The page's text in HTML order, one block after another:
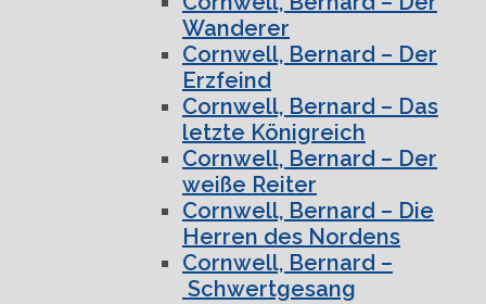
Wanderer
Cornwell, Bernard – Der
Erzfeind
Cornwell, Bernard – Das
letzte Königreich
Cornwell, Bernard – Der
weiße Reiter
Cornwell, Bernard – Die
Herren des Nordens
Cornwell, Bernard –
Schwertgesang